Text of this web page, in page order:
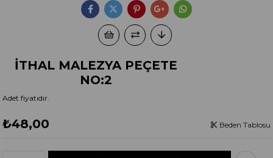
İTHAL MALEZYA PEÇETE
NO:2
Adet fiyatıdır.
₺48,00 Beden Tablosu